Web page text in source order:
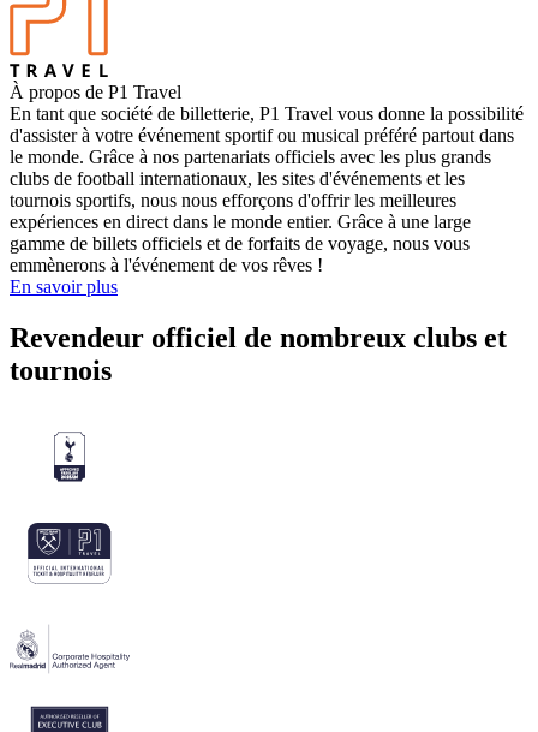
À propos de P1 Travel
En tant que société de billetterie, P1 Travel vous donne la possibilité
d'assister à votre événement sportif ou musical préféré partout dans
le monde. Grâce à nos partenariats officiels avec les plus grands
clubs de football internationaux, les sites d'événements et les
tournois sportifs, nous nous efforçons d'offrir les meilleures
expériences en direct dans le monde entier. Grâce à une large
gamme de billets officiels et de forfaits de voyage, nous vous
emmènerons à l'événement de vos rêves !
En savoir plus
Revendeur officiel de nombreux clubs et
tournois